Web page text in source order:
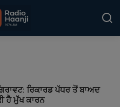
ਰਿਕਾਰਡ ਪੱਧਰ ਤੋਂ ਬਾਅਦ
ਹੈ ਮੁੱਖ ਕਾਰਨ